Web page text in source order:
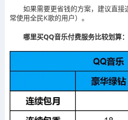
如果需要更省钱的方案，建议直接
常使用全民K歌的用户）。
哪里买QQ音乐付费服务比较划算：